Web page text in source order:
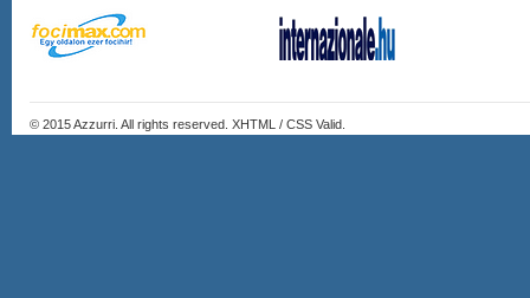
© 2015Azzurri . All rights reserved. XHTML / CSS Valid.